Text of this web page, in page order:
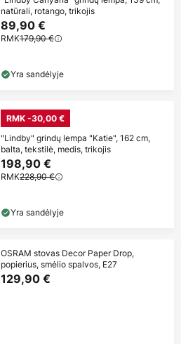
natūrali, rotango, trikojis
89,90 €
RMK179,90 €
Yra sandėlyje
RMK -30,00 €
"Lindby" grindų lempa "Katie", 162 cm,
balta, tekstilė, medis, trikojis
198,90 €
RMK228,90 €
Yra sandėlyje
OSRAM stovas Decor Paper Drop,
popierius, smėlio spalvos, E27
129,90 €